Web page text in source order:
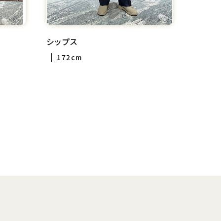
シップス
172cm